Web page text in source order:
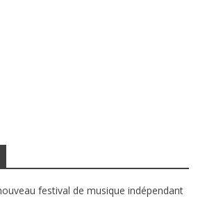
festival de musique indépendant